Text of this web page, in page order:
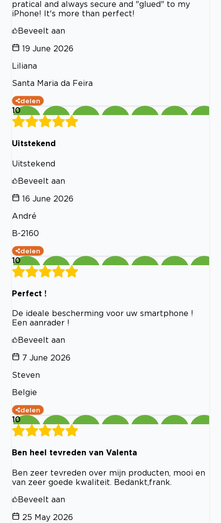
pratical and always secure and "glued" to my
iPhone! It's more than perfect!
Beveelt aan
19 June 2026
Liliana
Santa Maria da Feira
delen
10
Uitstekend
Uitstekend
Beveelt aan
16 June 2026
André
B-2160
delen
10
Perfect !
De ideale bescherming voor uw smartphone !
Een aanrader !
Beveelt aan
7 June 2026
Steven
Belgie
delen
10
Ben heel tevreden van Valenta
Ben zeer tevreden over mijn producten, mooi en
van zeer goede kwaliteit. Bedankt,frank.
Beveelt aan
25 May 2026